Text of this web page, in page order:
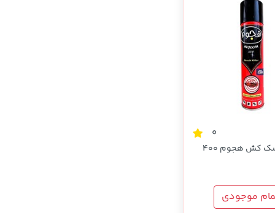
0
اسپری سوسک کش هجوم 400
موجودی